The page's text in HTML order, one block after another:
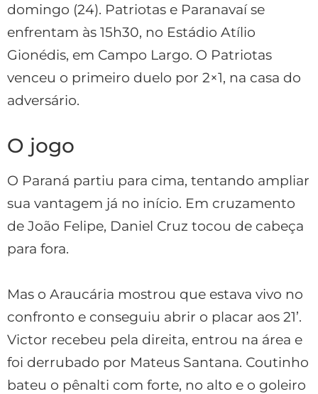
domingo (24). Patriotas e Paranavaí se
enfrentam às 15h30, no Estádio Atílio
Gionédis, em Campo Largo. O Patriotas
venceu o primeiro duelo por 2×1, na casa do
adversário.
O jogo
O Paraná partiu para cima, tentando ampliar
sua vantagem já no início. Em cruzamento
de João Felipe, Daniel Cruz tocou de cabeça
para fora.
Mas o Araucária mostrou que estava vivo no
confronto e conseguiu abrir o placar aos 21’.
Victor recebeu pela direita, entrou na área e
foi derrubado por Mateus Santana. Coutinho
bateu o pênalti com forte, no alto e o goleiro